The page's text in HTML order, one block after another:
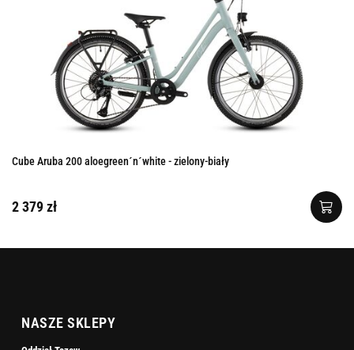
Cube Aruba 200 aloegreen´n´white - zielony-biały
2 379 zł
NASZE SKLEPY